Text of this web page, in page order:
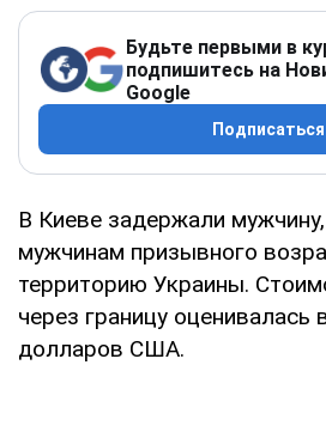
Будьте первыми в
подпишитесь на
Google
Подписаться
В Киеве задержали
мужчинам призывного
территорию Украины.
через границу оценивалась
долларов США.